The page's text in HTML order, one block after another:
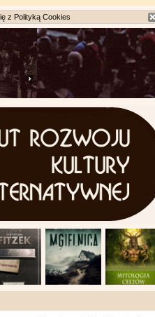
z Polityką Cookies